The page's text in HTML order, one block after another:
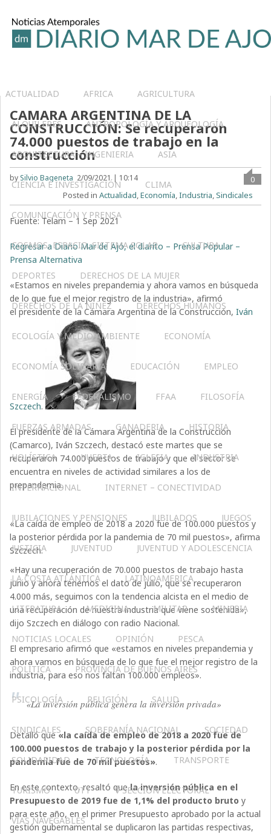
ACTUALIDAD AFRICA AGRICULTURA
ALQUILERES ANTROPOLOGÍA Y ARQUEOLOGÍA
ARQUITECTURA – INGENIERIA ASIA
CIENCIA E INVESTIGACIÓN CLIMA
COMUNICACIÓN Y PRENSA
COSMOS, ESPACIO, SISTEMA SOLAR CULTURA
DEPORTES DERECHOS DE LA MUJER
DERECHOS DE LA NIÑEZ DERECHOS HUMANOS
ECOLOGÍA Y MEDIO AMBIENTE ECONOMÍA
ECONOMÍA SOLIDARIA EDUCACIÓN EMPLEO
ENERGÍA FEDERALISMO FFAA FILOSOFÍA
FUERZAS ARMADAS GANADERIA HISTORIA
HOLÍSTICA HUERTA IGLESIA INDUSTRIA
INTERNACIONAL INTERNET – CONECTIVIDAD
JUBILACIONES Y PENSIONES JUBILADOS JUEGOS
JUSTICIA JUVENTUD JUVENTUD Y ADOLESCENCIA
LA COSTA ATLÁNTICA LATINOAMERICA
LITERATURA MEDICINA MILITAR MINERIA
NOTICIAS LOCALES OPINIÓN PESCA
POLÍTICA PROVINCIA DE BUENOS AIRES
PSICOLOGÍA RELIGIÓN SALUD
SINDICALES SOBERANÍA NACIONAL SOCIEDAD
SOLIDARIDAD TECNOLOGÍA TRANSPORTE
TURISMO UTT V SECCIÓN ELECTORAL
VÍAS NAVEGABLES
CAMARA ARGENTINA DE LA
CONSTRUCCIÓN: Se recuperaron
74.000 puestos de trabajo en la
construcción
by Silvio Bageneta 2/09/2021 | 10:14
0
Posted in Actualidad,Economía,Industria,Sindicales
Fuente: Telam – 1 Sep 2021
Regresar a Diario Mar de Ajó, el diarito – Prensa Popular –
Prensa Alternativa
«Estamos en niveles prepandemia y ahora vamos en búsqueda
de lo que fue el mejor registro de la industria», afirmó
el presidente de la Cámara Argentina de la Construcción,Iván
Szczech.
El presidente de la Cámara Argentina de la Construcción
(Camarco), Iván Szczech, destacó este martes que se
recuperaron 74.000 puestos de trabajo y que el sector se
encuentra en niveles de actividad similares a los de
prepandemia.
«La caída de empleo de 2018 a 2020 fue de 100.000 puestos y
la posterior pérdida por la pandemia de 70 mil puestos», afirma
Szczech.
«Hay una recuperación de 70.000 puestos de trabajo hasta
junio y ahora tenemos el dato de julio, que se recuperaron
4.000 más, seguimos con la tendencia alcista en el medio de
una recuperación de nuestra industria que viene sostenida»,
dijo Szczech en diálogo con radio Nacional.
El empresario afirmó que «estamos en niveles prepandemia y
ahora vamos en búsqueda de lo que fue el mejor registro de la
industria, para eso nos faltan 100.000 empleos».
«La inversión pública genera la inversión privada»
Detalló que«la caída de empleo de 2018 a 2020 fue de
100.000 puestos de trabajo y la posterior pérdida por la
pandemia fue de 70 mil puestos».
En este contexto, resaltó quela inversión pública en el
Presupuesto de 2019 fue de 1,1% del producto bruto y
para este año, en el primer Presupuesto aprobado por la actual
gestión gubernamental se duplicaron las partidas respectivas,